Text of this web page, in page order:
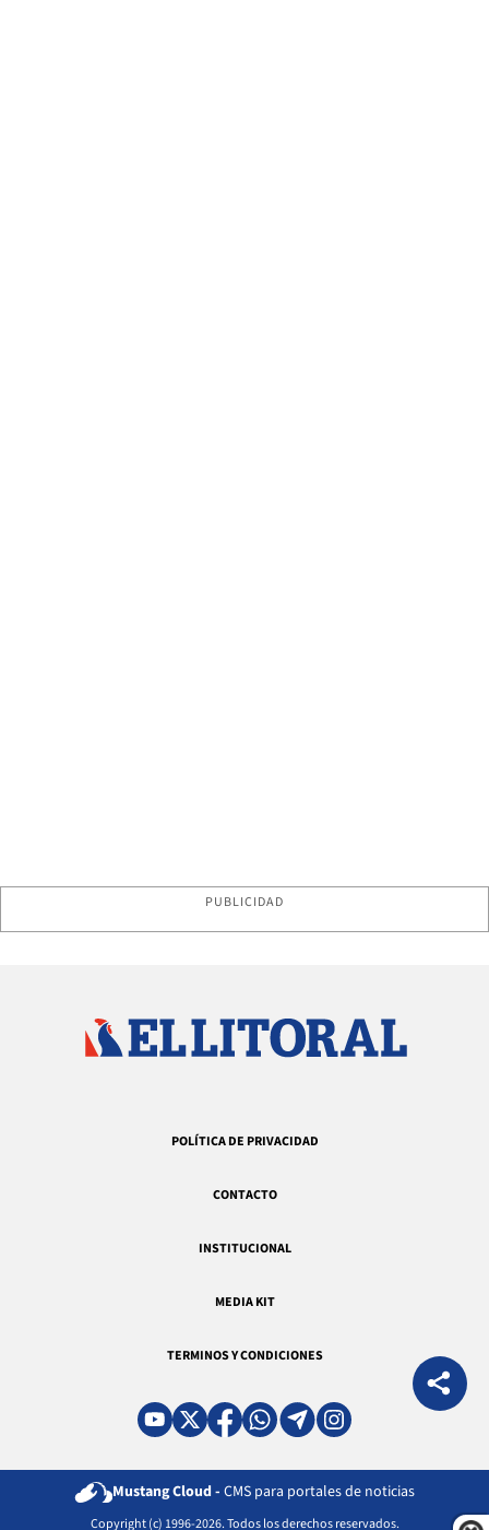
PUBLICIDAD
POLÍTICA DE PRIVACIDAD
CONTACTO
INSTITUCIONAL
MEDIA KIT
TERMINOS Y CONDICIONES
Mustang Cloud - CMS para portales de noticias
Copyright (c) 1996-2026. Todos los derechos reservados.